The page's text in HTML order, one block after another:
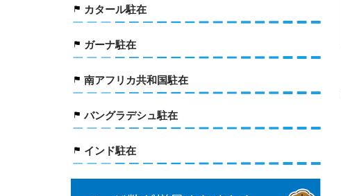
カタール駐在
ガーナ駐在
南アフリカ共和国駐在
バングラデシュ駐在
インド駐在